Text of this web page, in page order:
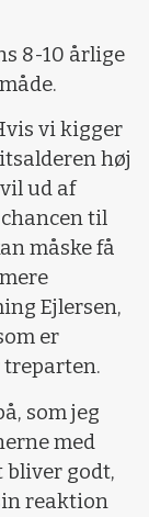
8-10 årlige
vi kigger
høj
ud af
chancen til
måske få
Ejlersen,
er
som jeg
med
bliver godt,
reaktion